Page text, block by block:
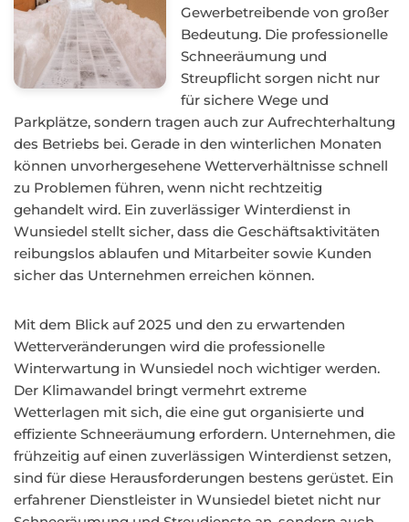
Gewerbetreibende von großer
Bedeutung. Die professionelle
Schneeräumung und
Streupflicht sorgen nicht nur
für sichere Wege und
Parkplätze, sondern tragen auch zur Aufrechterhaltung
des Betriebs bei. Gerade in den winterlichen Monaten
können unvorhergesehene Wetterverhältnisse schnell
zu Problemen führen, wenn nicht rechtzeitig
gehandelt wird. Ein zuverlässiger Winterdienst in
Wunsiedel stellt sicher, dass die Geschäftsaktivitäten
reibungslos ablaufen und Mitarbeiter sowie Kunden
sicher das Unternehmen erreichen können.
Mit dem Blick auf 2025 und den zu erwartenden
Wetterveränderungen wird die professionelle
Winterwartung in Wunsiedel noch wichtiger werden.
Der Klimawandel bringt vermehrt extreme
Wetterlagen mit sich, die eine gut organisierte und
effiziente Schneeräumung erfordern. Unternehmen, die
frühzeitig auf einen zuverlässigen Winterdienst setzen,
sind für diese Herausforderungen bestens gerüstet. Ein
erfahrener Dienstleister in Wunsiedel bietet nicht nur